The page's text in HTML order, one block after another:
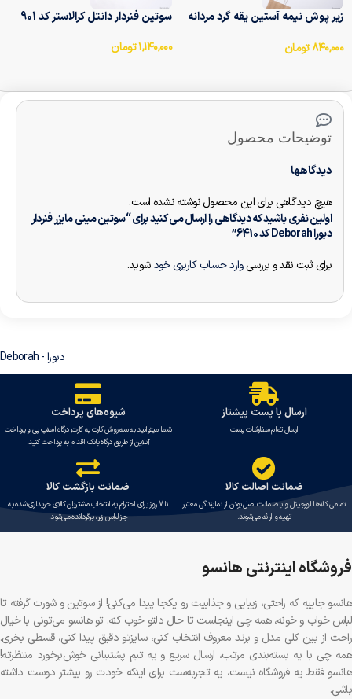
زیر پوش نیمه آستین یقه گرد مردانه
۸۴۰,۰۰۰تومان
سوتین فنر‌دار دانتل کرالاستر کد 901
۱,۱۴۰,۰۰۰تومان
توضیحات محصول
دیدگاهها
هیچ دیدگاهی برای این محصول نوشته نشده است.
اولین نفری باشید که دیدگاهی را ارسال می کنید برای “سوتین مینی مایزر فنردار
دبورا Deborah کد 6410”
برای ثبت نقد و بررسیوارد حساب کاربری خودشوید.
دبورا - Deborah
ارسال با پست پیشتاز
ارسال تمام سفارشات پست
شیوه‌های پرداخت
شما میتوانید به سه روش کارت به کارت, درگاه اسنپ پی و پرداخت
آنلاین از طریق درگاه بانک اقدام به پرداخت کنید.
ضمانت اصالت کالا
تمامی کالاها اورجینال و با ضمانت اصل بودن از نمایندگی معتبر
تهیه و ارائه می‌شوند.
ضمانت بازگشت کالا
تا 7 روز برای احترام به انتخاب مشتریان کالای خریداری شده به
جز لباس زیر، برگردانده می‌شود.
فروشگاه اینترنتی هانسو
هانسو جاییه که راحتی، زیبایی و جذابیت رو یکجا پیدا می‌کنی! از سوتین و شورت گرفته تا
لباس خواب و خونه، همه چی اینجاست تا حال دلتو خوب کنه. تو هانسو می‌تونی با خیال
راحت از بین کلی مدل و برند معروف انتخاب کنی، سایزتو دقیق پیدا کنی، قسطی بخری.
همه چی با یه بسته‌بندی مرتب، ارسال سریع و یه تیم پشتیبانی خوش‌برخورد منتظرته!
هانسو فقط یه فروشگاه نیست، یه تجربه‌ست برای اینکه خودت رو بیشتر دوست داشته
باشی.